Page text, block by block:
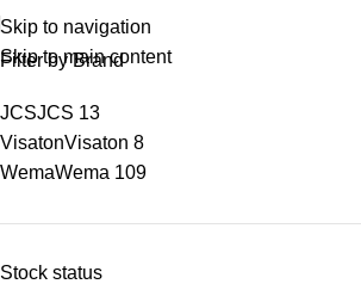
Skip to navigation
Skip to main content
Filter by Brand
JCSJCS 13
VisatonVisaton 8
WemaWema 109
Stock status